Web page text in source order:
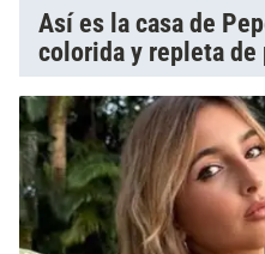
Así es la casa de
colorida y repleta